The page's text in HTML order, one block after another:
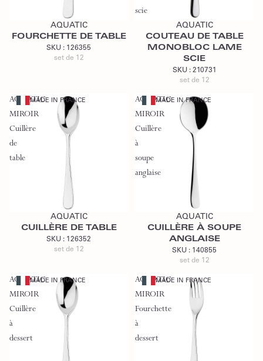
AQUATIC
FOURCHETTE DE TABLE
SKU : 126355
set de 12
scie
Ajouter au devis
AQUATIC
COUTEAU DE TABLE
MONOBLOC LAME
SCIE
SKU : 210731
set de 12
AQUATIC
MIROIR
Cuillère
de
table
MADE IN FRANCE
Ajouter au devis
AQUATIC
CUILLÈRE DE TABLE
SKU : 126352
set de 12
AQUATIC
MIROIR
Cuillère
à
soupe
anglaise
MADE IN FRANCE
Ajouter au devis
AQUATIC
CUILLÈRE À SOUPE
ANGLAISE
SKU : 140855
set de 12
AQUATIC
MIROIR
Cuillère
à
dessert
MADE IN FRANCE
AQUATIC
MIROIR
Fourchette
à
dessert
MADE IN FRANCE